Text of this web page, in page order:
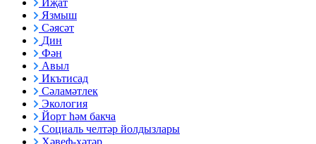
Иҗат
Язмыш
Сәясәт
Дин
Фән
Авыл
Икътисад
Сәламәтлек
Экология
Йорт һәм бакча
Социаль челтәр йолдызлары
Хәвеф-хәтәр